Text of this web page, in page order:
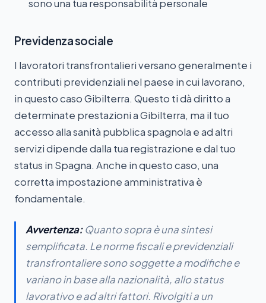
sono una tua responsabilità personale
Previdenza sociale
I lavoratori transfrontalieri versano generalmente i
contributi previdenziali nel paese in cui lavorano,
in questo caso Gibilterra. Questo ti dà diritto a
determinate prestazioni a Gibilterra, ma il tuo
accesso alla sanità pubblica spagnola e ad altri
servizi dipende dalla tua registrazione e dal tuo
status in Spagna. Anche in questo caso, una
corretta impostazione amministrativa è
fondamentale.
Avvertenza:Quanto sopra è una sintesi
semplificata. Le norme fiscali e previdenziali
transfrontaliere sono soggette a modifiche e
variano in base alla nazionalità, allo status
lavorativo e ad altri fattori. Rivolgiti a un